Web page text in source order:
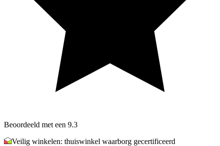
Beoordeeld met een 9.3
Veilig winkelen: thuiswinkel waarborg gecertificeerd